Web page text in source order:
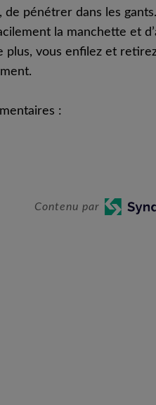
de pénétrer dans les
la manchette et
plus, vous enfilez et
:
Contenu par